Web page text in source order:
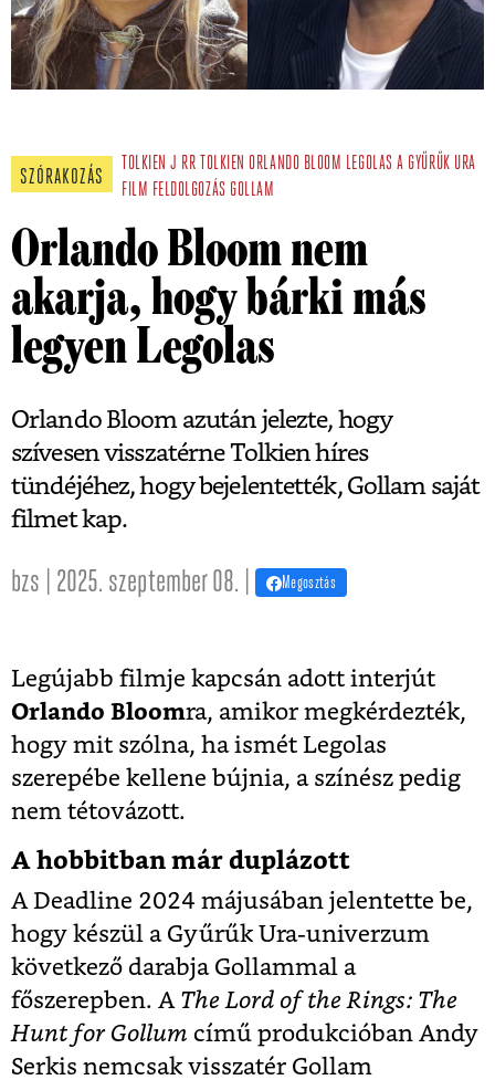
SZÓRAKOZÁS
TOLKIEN J RR TOLKIEN ORLANDO BLOOM LEGOLAS A GYŰRŰK URA
FILM FELDOLGOZÁS GOLLAM
Orlando Bloom nem
akarja, hogy bárki más
legyen Legolas
Orlando Bloom azután jelezte, hogy
szívesen visszatérne Tolkien híres
tündéjéhez, hogy bejelentették, Gollam saját
filmet kap.
bzs | 2025. szeptember 08. | Megosztás
Legújabb filmje kapcsán adott interjút
Orlando Bloomra, amikor megkérdezték,
hogy mit szólna, ha ismét Legolas
szerepébe kellene bújnia, a színész pedig
nem tétovázott.
A hobbitban már duplázott
A Deadline 2024 májusában jelentette be,
hogy készül a Gyűrűk Ura-univerzum
következő darabja Gollammal a
főszerepben. A The Lord of the Rings: The
Hunt for Gollum című produkcióban Andy
Serkis nemcsak visszatér Gollam